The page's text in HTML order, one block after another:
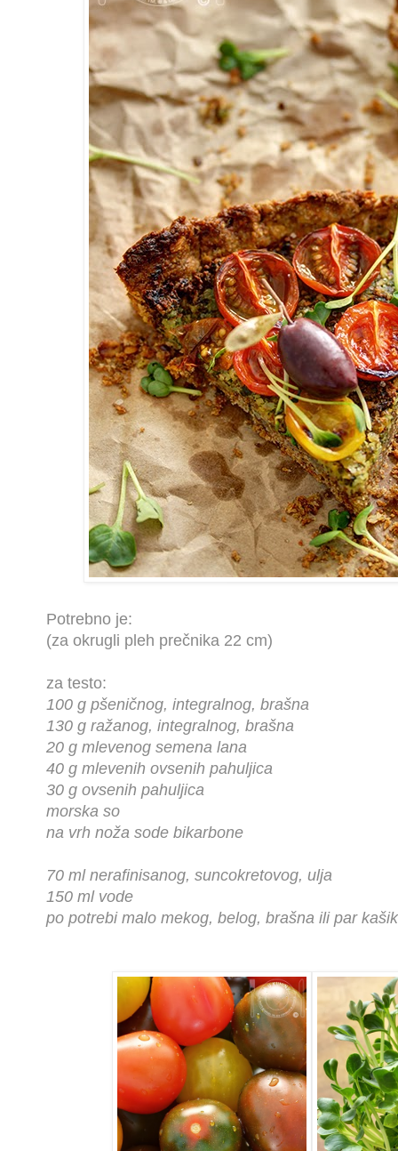
Potrebno je:
(za okrugli pleh prečnika 22 cm)
za testo:
100 g pšeničnog, integralnog, brašna
130 g ražanog, integralnog, brašna
20 g mlevenog semena lana
40 g mlevenih ovsenih pahuljica
30 g ovsenih pahuljica
morska so
na vrh noža sode bikarbone
70 ml nerafinisanog, suncokretovog, ulja
150 ml vode
po potrebi malo mekog, belog, brašna ili par